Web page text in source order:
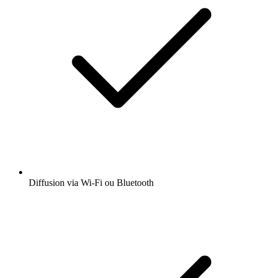
Diffusion via Wi-Fi ou Bluetooth